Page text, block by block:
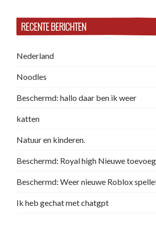
RECENTE BERICHTEN
Nederland
Noodles
Beschermd: hallo daar ben ik weer
katten
Natuur en kinderen.
Beschermd: Royal high Nieuwe
Beschermd: Weer nieuwe Roblox
Ik heb gechat met chatgpt